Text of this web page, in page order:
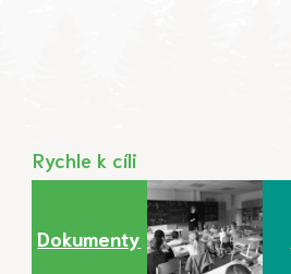
Rychle k cíli
Dokumenty